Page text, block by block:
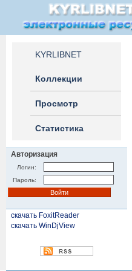
KYRLIBNET
Коллекции
Просмотр
Статистика
Авторизация
Логин:
Пароль:
скачать FoxitReader
скачать WinDjView